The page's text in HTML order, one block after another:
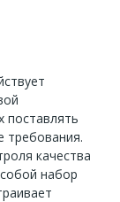
поставлять
требования.
качества
набор